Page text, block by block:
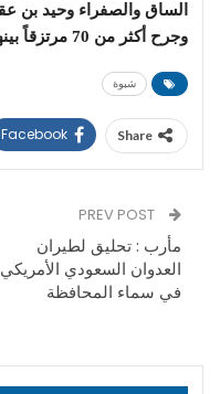
وجرح أكثر من 70 مرتزقاً بينهم قيادات.
شبوة
Share
Facebook
مأرب : تحليق لطيران
العدوان السعودي الأمريكي
في سماء المحافظة